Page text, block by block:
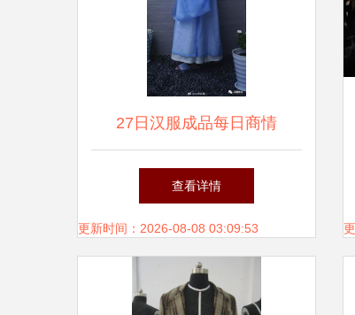
27日汉服成品每日商情
查看详情
更新时间：2026-08-08 03:09:53